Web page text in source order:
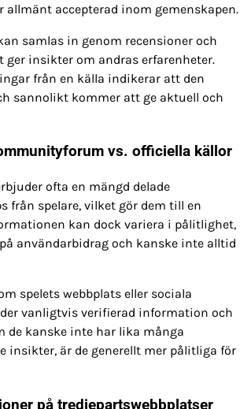
allmänt accepterad inom gemenskapen.
samlas in genom recensioner och
ger insikter om andras erfarenheter.
från en källa indikerar att den
sannolikt kommer att ge aktuell och
vs. officiella källor
ofta en mängd delade
från spelare, vilket gör dem till en
kan dock variera i pålitlighet,
användarbidrag och kanske inte alltid
spelets webbplats eller sociala
vanligtvis verifierad information och
de kanske inte har lika många
insikter, är de generellt mer pålitliga för
på tredjepartswebbplatser